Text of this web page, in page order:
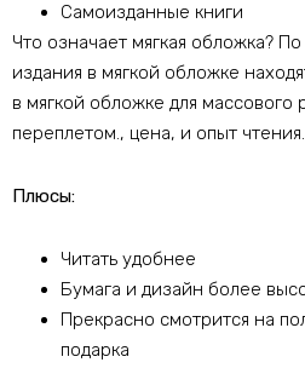
Самоизданные книги
Что означает мягкая обложка?
издания в мягкой обложке
в мягкой обложке для массового
переплетом., цена, и опыт чтения.
Плюсы:
Читать удобнее
Бумага и дизайн более
Прекрасно смотрится на
подарка